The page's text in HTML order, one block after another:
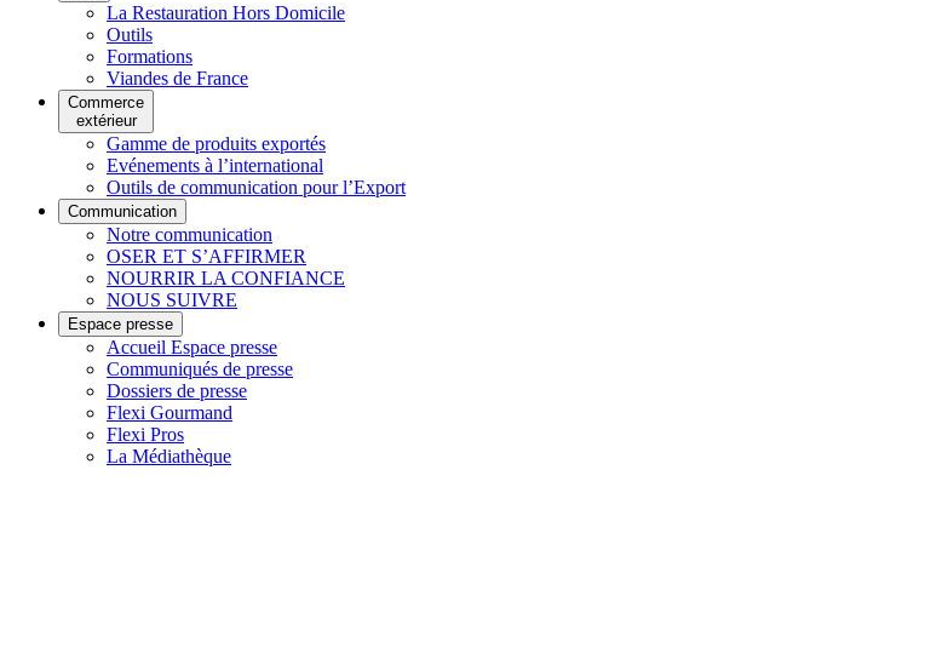
La Restauration Hors Domicile
Outils
Formations
Viandes de France
Commerce
extérieur
Gamme de produits exportés
Evénements à l’international
Outils de communication pour l’Export
Communication
Notre communication
OSER ET S’AFFIRMER
NOURRIR LA CONFIANCE
NOUS SUIVRE
Espace presse
Accueil Espace presse
Communiqués de presse
Dossiers de presse
Flexi Gourmand
Flexi Pros
La Médiathèque